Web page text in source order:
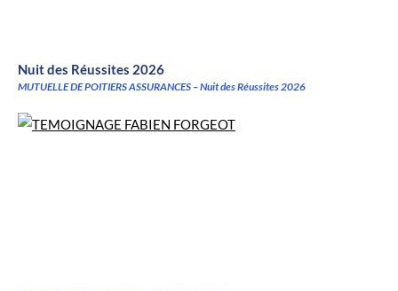
Nuit des Réussites 2026
MUTUELLE DE POITIERS ASSURANCES – Nuit des Réussites 2026